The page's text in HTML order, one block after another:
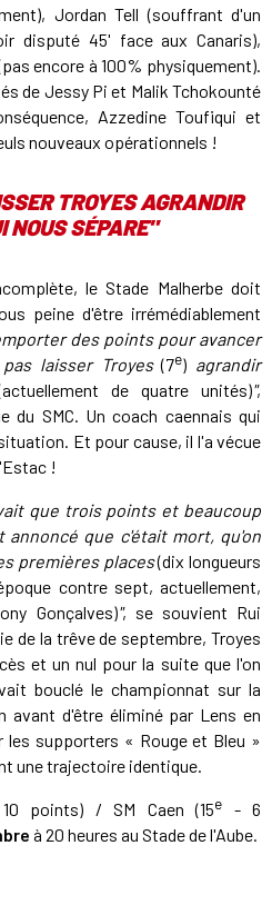
Jordan Tell (souffrant d'un
disputé 45' face aux Canaris),
encore à 100% physiquement).
de Jessy Pi et Malik Tchokounté
Azzedine Toufiqui et
nouveaux opérationnels !
TROYES AGRANDIR
NOUS SÉPARE"
le Stade Malherbe doit
peine d'être irrémédiablement
des points pour avancer
laisser Troyes(7e) agrandir
de quatre unités)",
du SMC. Un coach caennais qui
Et pour cause, il l'a vécue
!
que trois points et beaucoup
annoncé que c'était mort, qu'on
premières places(dix longueurs
contre sept, actuellement,
Gonçalves)", se souvient Rui
de la trêve de septembre, Troyes
et un nul pour la suite que l'on
bouclé le championnat sur la
avant d'être éliminé par Lens en
les supporters « Rouge et Bleu »
une trajectoire identique.
points) / SM Caen (15e
- 6
à 20 heures au Stade de l'Aube.